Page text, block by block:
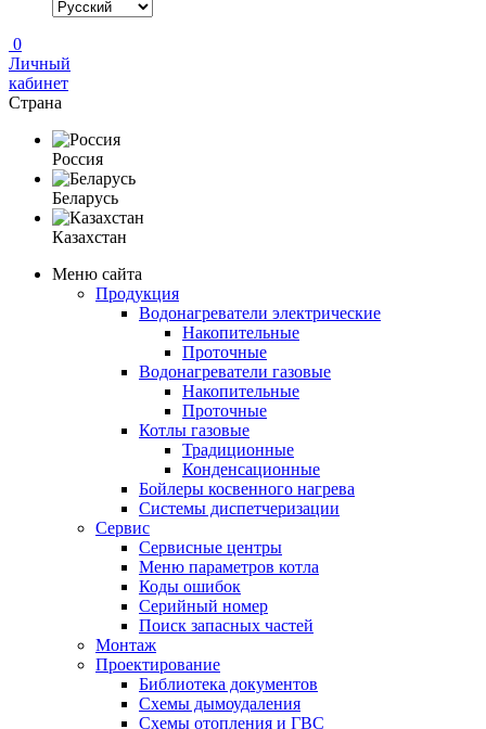
0
Личный
кабинет
Страна
Россия
Беларусь
Казахстан
Меню сайта
Продукция
Водонагреватели электрические
Накопительные
Проточные
Водонагреватели газовые
Накопительные
Проточные
Котлы газовые
Традиционные
Конденсационные
Бойлеры косвенного нагрева
Системы диспетчеризации
Сервис
Сервисные центры
Меню параметров котла
Коды ошибок
Серийный номер
Поиск запасных частей
Монтаж
Проектирование
Библиотека документов
Схемы дымоудаления
Схемы отопления и ГВС